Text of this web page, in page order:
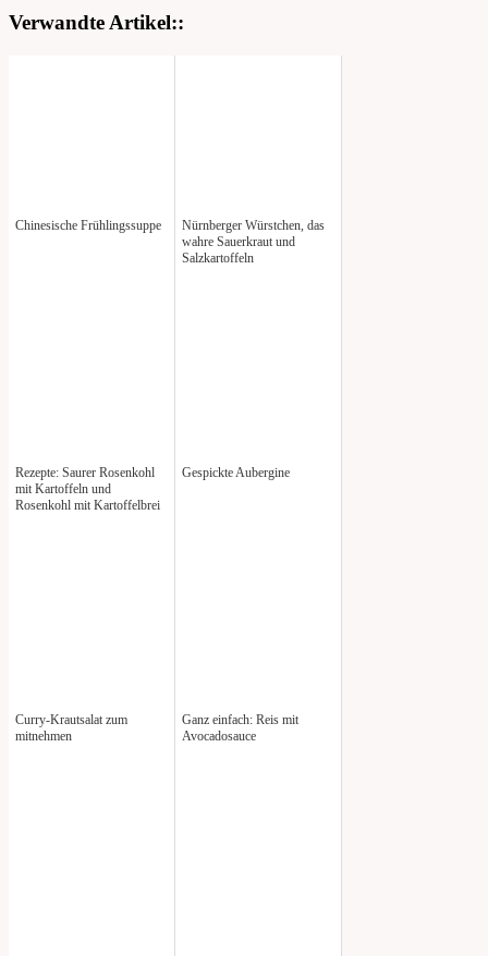
Verwandte Artikel::
Chinesische Frühlingssuppe
Nürnberger Würstchen, das
wahre Sauerkraut und
Salzkartoffeln
Rezepte: Saurer Rosenkohl
mit Kartoffeln und
Rosenkohl mit Kartoffelbrei
Gespickte Aubergine
Curry-Krautsalat zum
mitnehmen
Ganz einfach: Reis mit
Avocadosauce